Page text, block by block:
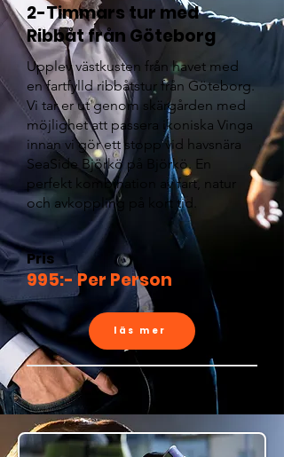
2-Timmars tur med
Ribbåt från Göteborg
Upplev västkusten från havet med
en fartfylld ribbåtstur från Göteborg.
Vi tar er ut genom skärgården med
möjlighet att passera ikoniska Vinga
innan vi gör ett stopp vid havsnära
SeaSide Björkö på Björkö. En
perfekt kombination av fart, natur
och avkoppling på kort tid.
Pris
995:- Per Person
läs mer